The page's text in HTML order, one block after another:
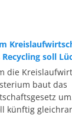
laufen heute
der Branche
Windräder
im ersten
Gigawatt ans
etwa 70
von 84 Gigawatt
Recycling soll
die
baut das
künftig